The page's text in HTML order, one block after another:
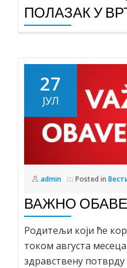
ПОЛАЗАК У
27
ЈУЛ
admin Posted in
ВАЖНО
Родитељи који ће
током августа
здравствену